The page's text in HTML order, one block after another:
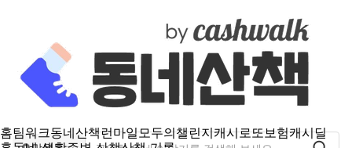
홈팀워크동네산책런마일모두의챌린지캐시로또보험캐시딜